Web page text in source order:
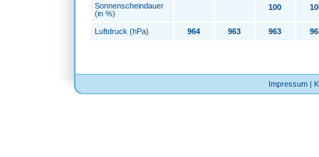
Sonnenscheindauer
(in %)
100
Luftdruck (hPa) 964 963 963
Impressum |